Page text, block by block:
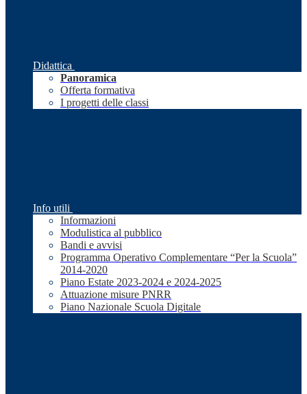
Didattica
Panoramica
Offerta formativa
I progetti delle classi
Info utili
Informazioni
Modulistica al pubblico
Bandi e avvisi
Programma Operativo Complementare “Per la Scuola”
2014-2020
Piano Estate 2023-2024 e 2024-2025
Attuazione misure PNRR
Piano Nazionale Scuola Digitale